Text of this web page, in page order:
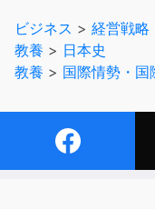
いまこそ、戦争とい
すべきである。
ビジネス > 経営戦略
教養 > 日本史
教養 > 国際情勢・国